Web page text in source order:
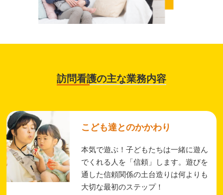
訪問看護の主な業務内容
こども達とのかかわり
本気で遊ぶ！子どもたちは一緒に遊ん
でくれる人を「信頼」します。遊びを
通した信頼関係の土台造りは何よりも
大切な最初のステップ！